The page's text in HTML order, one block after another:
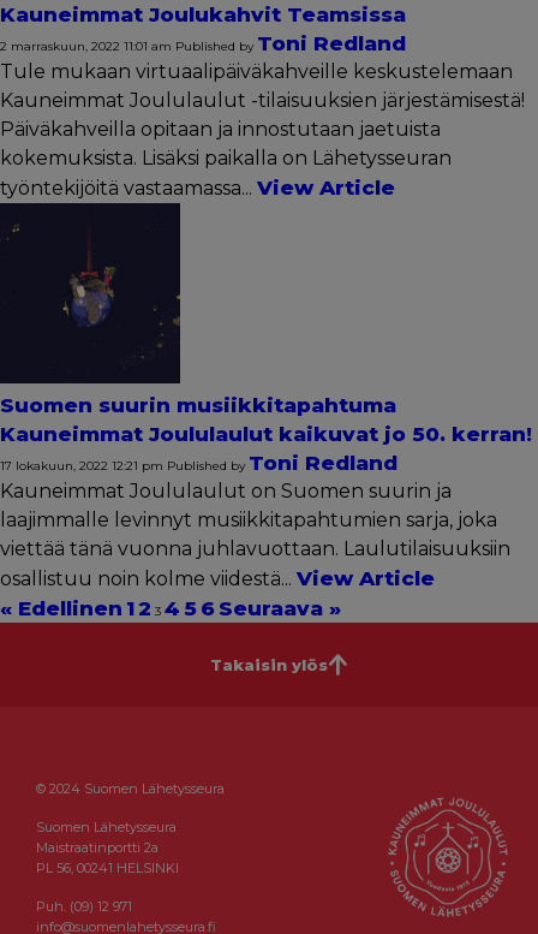
Kauneimmat Joulukahvit Teamsissa
2 marraskuun, 2022 11:01 am Published by Toni Redland
Tule mukaan virtuaalipäiväkahveille keskustelemaan
Kauneimmat Joululaulut -tilaisuuksien järjestämisestä!
Päiväkahveilla opitaan ja innostutaan jaetuista
kokemuksista. Lisäksi paikalla on Lähetysseuran
työntekijöitä vastaamassa... View Article
Suomen suurin musiikkitapahtuma
Kauneimmat Joululaulut kaikuvat jo 50. kerran!
17 lokakuun, 2022 12:21 pm Published by Toni Redland
Kauneimmat Joululaulut on Suomen suurin ja
laajimmalle levinnyt musiikkitapahtumien sarja, joka
viettää tänä vuonna juhlavuottaan. Laulutilaisuuksiin
osallistuu noin kolme viidestä... View Article
« Edellinen 12 3 4 5 6 Seuraava »
Takaisin ylös
© 2024 Suomen Lähetysseura
Suomen Lähetysseura
Maistraatinportti 2a
PL 56, 00241 HELSINKI
Puh. (09) 12 971
info@suomenlahetysseura.fi